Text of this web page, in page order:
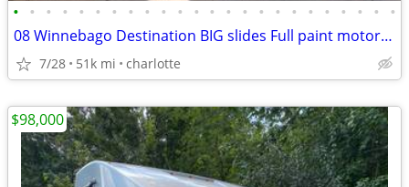
• • • • • • • • • • • • • • • • • • • • • • • •
08 Winnebago Destination BIG slides Full paint motorhome 340hp diesel
7/28 51k mi charlotte
$98,000